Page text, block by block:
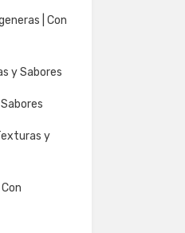
| Con
y Sabores
y